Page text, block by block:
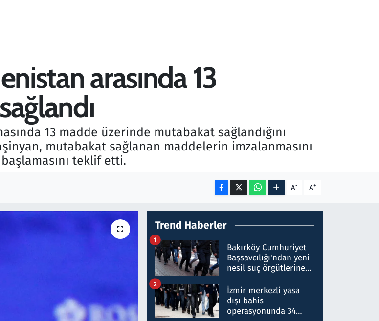
arasında 13
13 madde üzerinde mutabakat sağlandığını
mutabakat sağlanan maddelerin imzalanmasını
teklif etti.
A- A+
Trend Haberler
Bakırköy Cumhuriyet
Başsavcılığı'ndan yeni
nesil suç örgütlerine
hakkında gözaltı kararı
1
İzmir merkezli yasa
dışı bahis
operasyonunda 34
2